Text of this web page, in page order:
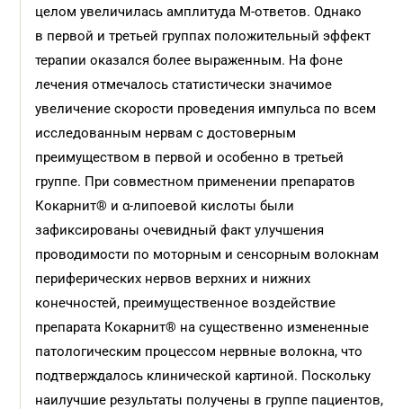
целом увеличилась амплитуда М-ответов. Однако
в первой и третьей группах положительный эффект
терапии оказался более выраженным. На фоне
лечения отмечалось статис­тически значимое
увеличение скорости проведения импульса по всем
исследованным нервам с достоверным
преимуществом в первой и особенно в третьей
группе. При совместном применении препаратов
Кокарнит® и α-липоевой кислоты были
зафиксированы очевидный факт улучшения
проводимости по моторным и сенсорным волокнам
периферических нервов верхних и нижних
конечностей, преимущественное воздействие
препарата Кокарнит® на существенно измененные
патологическим процессом нервные волокна, что
подтверждалось клинической картиной. Поскольку
наилучшие результаты получены в группе пациентов,